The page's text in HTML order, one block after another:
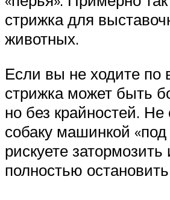
стрижка для
животных.
Если вы не ходите по
стрижка может быть
но без крайностей. Не
собаку машинкой
рискуете
полностью